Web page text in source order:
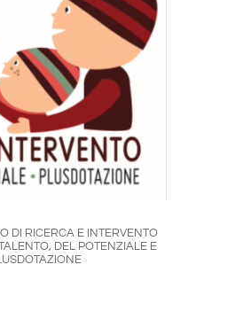
DI RICERCA E INTERVENTO
DEL POTENZIALE E